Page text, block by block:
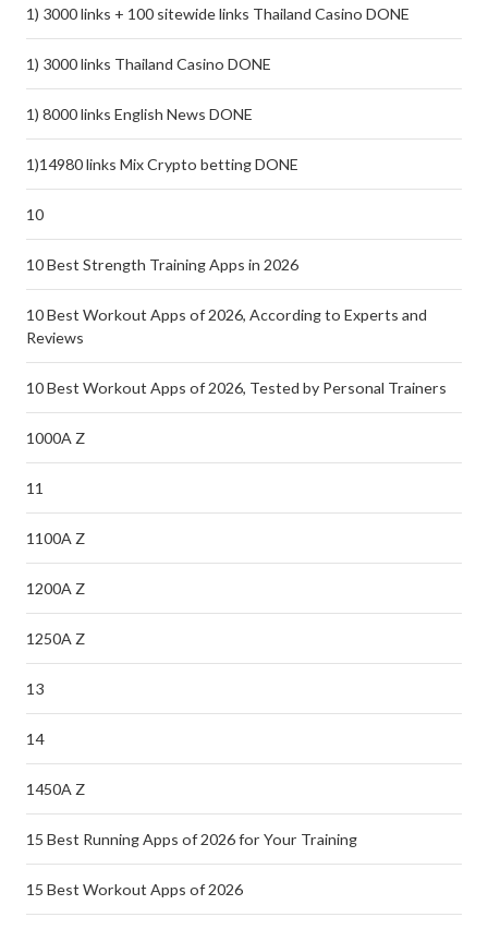
1) 3000 links + 100 sitewide links Thailand Casino DONE
1) 3000 links Thailand Casino DONE
1) 8000 links English News DONE
1)14980 links Mix Crypto betting DONE
10
10 Best Strength Training Apps in 2026
10 Best Workout Apps of 2026, According to Experts and
Reviews
10 Best Workout Apps of 2026, Tested by Personal Trainers
1000A Z
11
1100A Z
1200A Z
1250A Z
13
14
1450A Z
15 Best Running Apps of 2026 for Your Training
15 Best Workout Apps of 2026